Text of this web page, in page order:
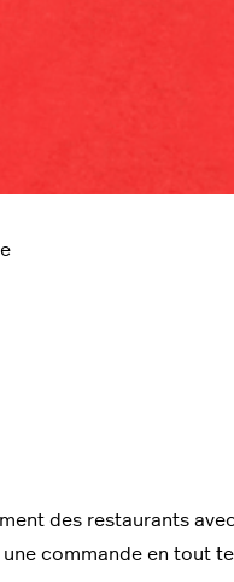
des restaurants
commande en tout